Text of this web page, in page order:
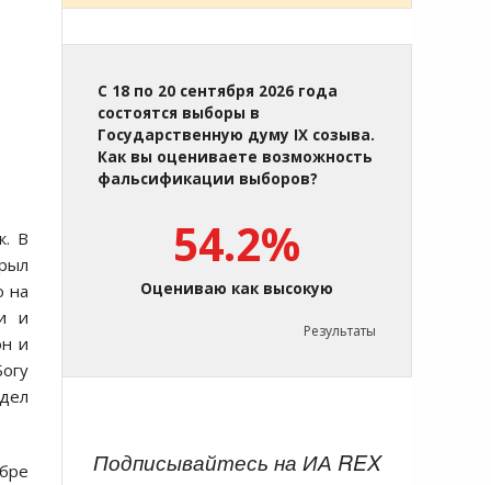
В
на
и
и
С 18 по 20 сентября 2026 года
состоятся выборы в
Государственную думу IX созыва.
Как вы оцениваете возможность
фальсификации выборов?
54.2%
Оцениваю как высокую
Результаты
Подписывайтесь на ИА REX